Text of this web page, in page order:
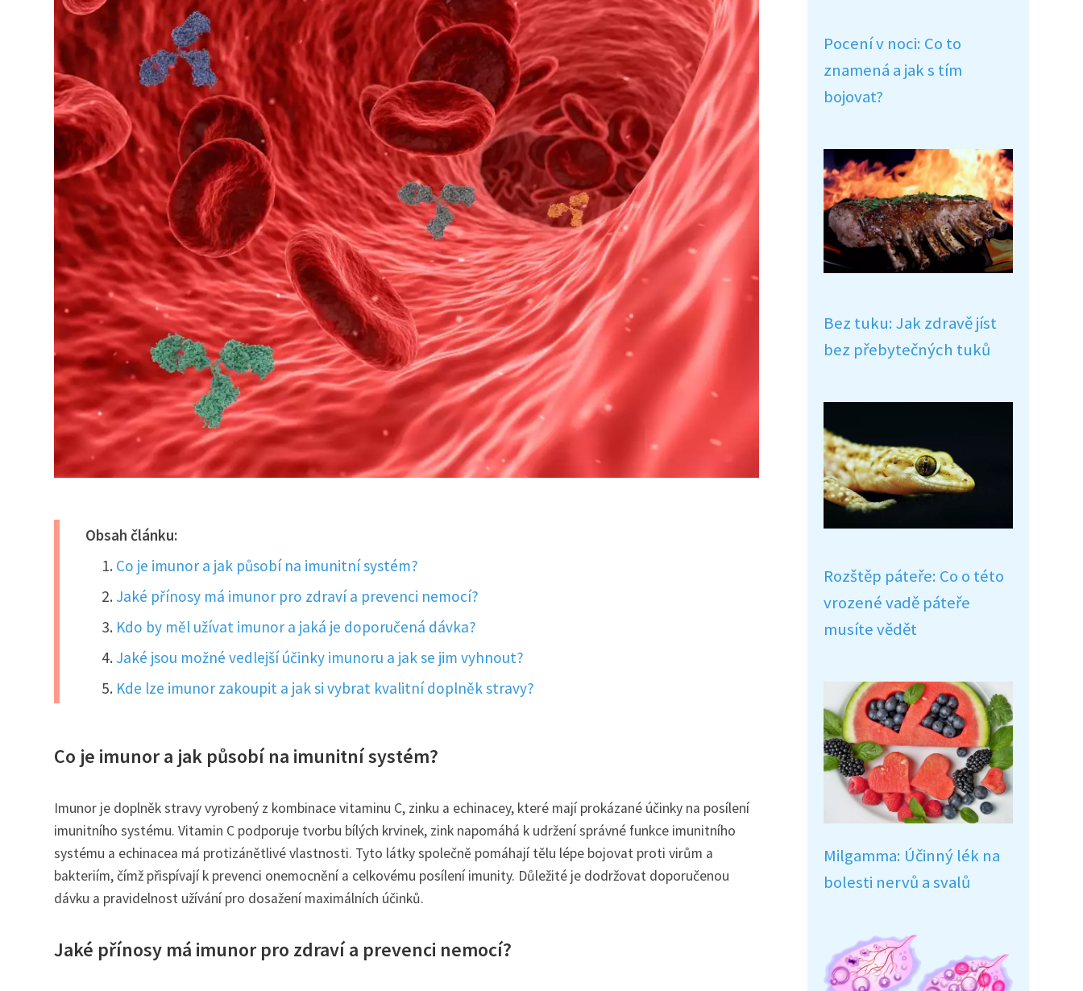
Obsah článku:
Co je imunor a jak působí na imunitní systém?
Jaké přínosy má imunor pro zdraví a prevenci nemocí?
Kdo by měl užívat imunor a jaká je doporučená dávka?
Jaké jsou možné vedlejší účinky imunoru a jak se jim vyhnout?
Kde lze imunor zakoupit a jak si vybrat kvalitní doplněk stravy?
Co je imunor a jak působí na imunitní systém?
Imunor je doplněk stravy vyrobený z kombinace vitaminu C, zinku a echinacey, které mají prokázané účinky na posílení
imunitního systému. Vitamin C podporuje tvorbu bílých krvinek, zink napomáhá k udržení správné funkce imunitního
systému a echinacea má protizánětlivé vlastnosti. Tyto látky společně pomáhají tělu lépe bojovat proti virům a
bakteriím, čímž přispívají k prevenci onemocnění a celkovému posílení imunity. Důležité je dodržovat doporučenou
dávku a pravidelnost užívání pro dosažení maximálních účinků.
Jaké přínosy má imunor pro zdraví a prevenci nemocí?
Pocení v noci: Co to
znamená a jak s tím
bojovat?
Bez tuku: Jak zdravě jíst
bez přebytečných tuků
Rozštěp páteře: Co o této
vrozené vadě páteře
musíte vědět
Milgamma: Účinný lék na
bolesti nervů a svalů